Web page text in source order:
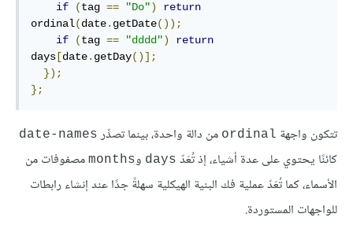
if (tag == "Do")
return
ordinal(date. getDate());
if
(tag == "dddd")
return
days [date. getDay()];
});
};
تتكون واجهة ordinal من دالة واحدة، بينما تصدِّر date-names
كائنًا يحتوي على عدة أشياء، إذ تُعَدّ days وmonths مصفوفات من
الأسماء، كما تُعَدّ عملية فك البنية الهيكلية سهلةً جدًا عند إنشاء رابطات
للواجهات المستوردة.